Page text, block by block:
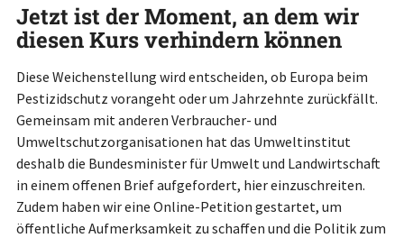
Jetzt ist der Moment, an dem wir
diesen Kurs verhindern können
Diese Weichenstellung wird entscheiden, ob Europa beim
Pestizidschutz vorangeht oder um Jahrzehnte zurückfällt.
Gemeinsam mit anderen Verbraucher- und
Umweltschutzorganisationen hat das Umweltinstitut
deshalb die Bundesminister für Umwelt und Landwirtschaft
in einem offenen Brief aufgefordert, hier einzuschreiten.
Zudem haben wir eine Online-Petition gestartet, um
öffentliche Aufmerksamkeit zu schaffen und die Politik zum